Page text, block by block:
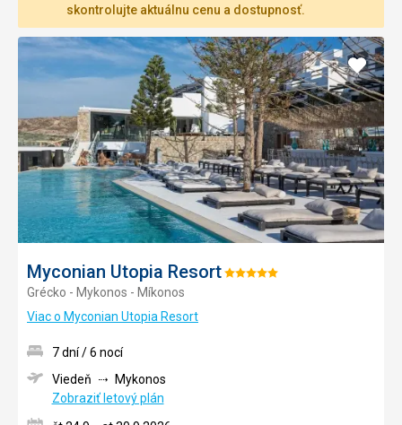
skontrolujte aktuálnu cenu a dostupnosť.
Myconian Utopia ResortHodnotenie:
Grécko - Mykonos - Míkonos
Viac o Myconian Utopia Resort
Pridať
do
7 dní / 6 nocí
Viedeň
Mykonos
Zobraziť letový plán